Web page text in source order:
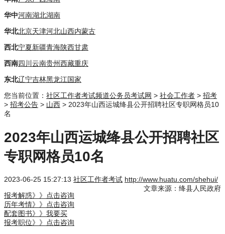
华中河南湖北湖南
华北北京天津河北山西内蒙古
西北宁夏新疆青海陕西甘肃
西南四川 云南贵州西藏重庆
东北辽宁吉林黑龙江国家
您当前位置： 社区工作者考试频道公务员考试网 > 社会工作者 > 招考
> 招考公告 > 山西 > 2023年山西运城绛县公开招聘社区专职网格员10
名
2023年山西运城绛县公开招聘社区
专职网格员10名
2023-06-25 15:27:13 社区工作者考试 http://www.huatu.com/shehui/
文章来源：绛县人民政府
报考解惑》》点击咨询
历年考情》》点击咨询
配套图书》》我要买
报考职位》》点击咨询